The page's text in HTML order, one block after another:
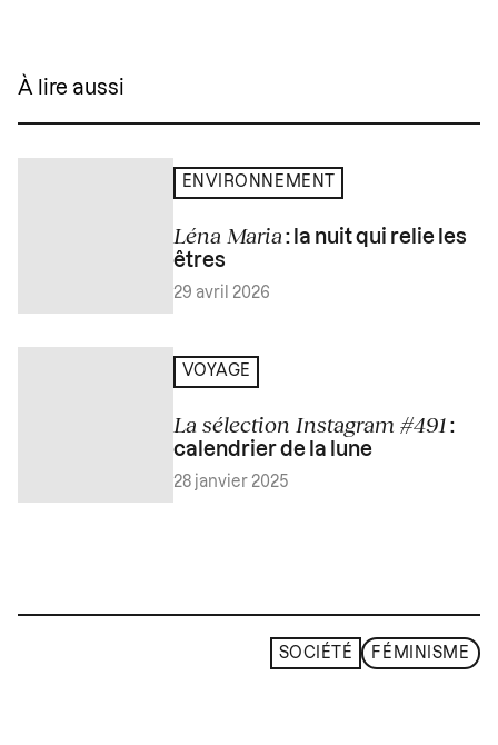
À lire aussi
ENVIRONNEMENT
Léna Maria : la nuit qui relie les
êtres
29 avril 2026
VOYAGE
La sélection Instagram #491 :
calendrier de la lune
28 janvier 2025
SOCIÉTÉ FÉMINISME